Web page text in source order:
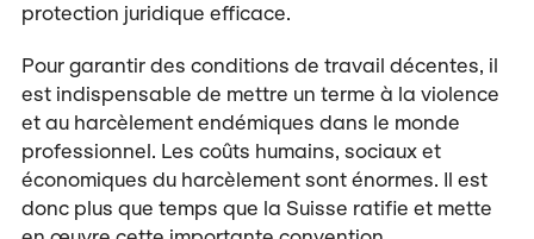
protection juridique efficace.
Pour garantir des conditions de travail décentes, il
est indispensable de mettre un terme à la violence
et au harcèlement endémiques dans le monde
professionnel. Les coûts humains, sociaux et
économiques du harcèlement sont énormes. Il est
donc plus que temps que la Suisse ratifie et mette